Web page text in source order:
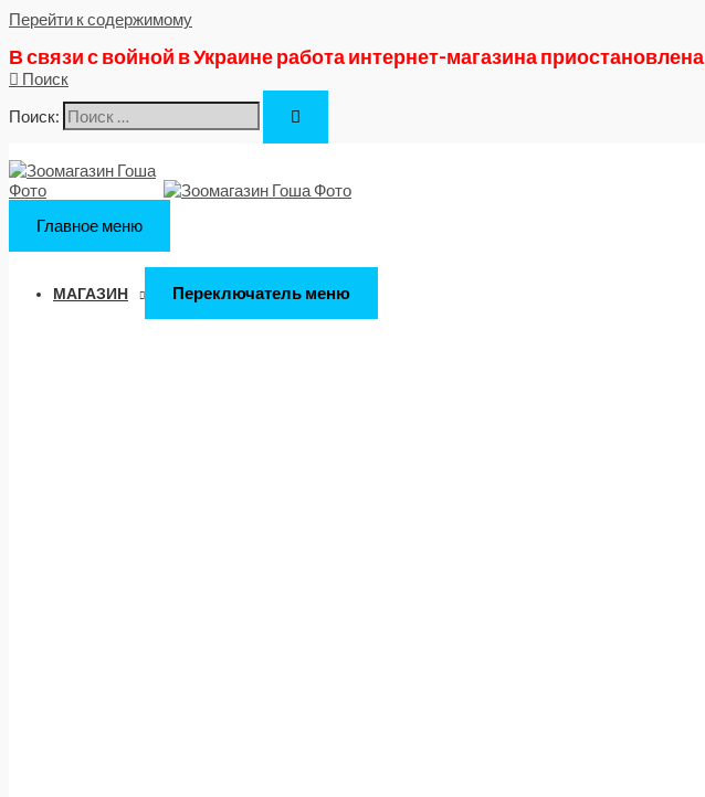
Перейти к содержимому
В связи с войной в Украине работа интернет-магазина приостановлена
Поиск
Поиск:
Главное меню
МАГАЗИН Переключатель меню